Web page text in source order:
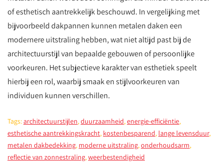
of esthetisch aantrekkelijk beschouwd. In vergelijking met
bijvoorbeeld dakpannen kunnen metalen daken een
modernere uitstraling hebben, wat niet altijd past bij de
architectuurstijl van bepaalde gebouwen of persoonlijke
voorkeuren. Het subjectieve karakter van esthetiek speelt
hierbij een rol, waarbij smaak en stijlvoorkeuren van
individuen kunnen verschillen.
Tags:architectuurstijlen,duurzaamheid,energie-efficiëntie,
esthetische aantrekkingskracht, kostenbesparend, lange levensduur,
metalen dakbedekking, moderne uitstraling,onderhoudsarm,
reflectie van zonnestraling,weerbestendigheid